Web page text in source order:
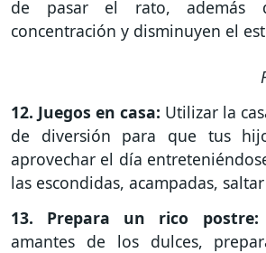
de pasar el rato, además
concentración y disminuyen el
12. Juegos en casa: Utilizar la
de diversión para que tus
aprovechar el día
las escondidas, acampadas,
13. Prepara un rico postre:
amantes de los dulces,